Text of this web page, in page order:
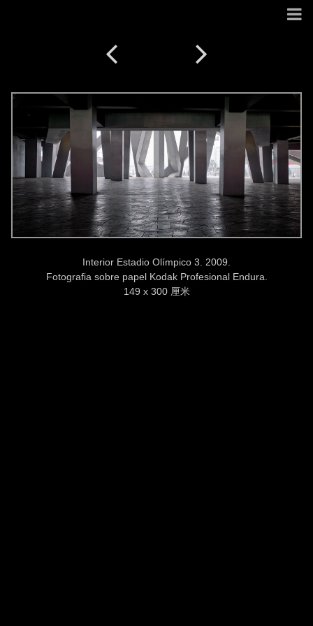
Interior Estadio Olímpico 3. 2009.
Fotografia sobre papel Kodak Profesional Endura.
149 x 300 厘米